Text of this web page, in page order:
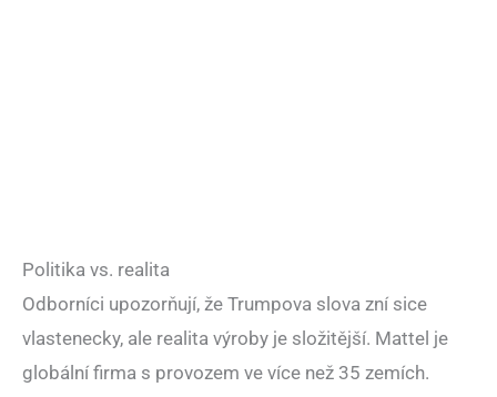
Politika vs. realita
Odborníci upozorňují, že Trumpova slova zní sice
vlastenecky, ale realita výroby je složitější. Mattel je
globální firma s provozem ve více než 35 zemích.